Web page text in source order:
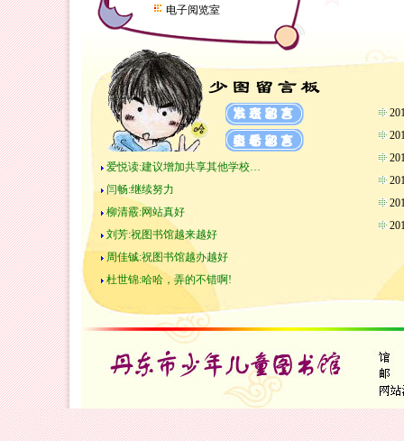
电子阅览室
爱悦读:建议增加共享其他学校…
闫畅:继续努力
柳清霰:网站真好
刘芳:祝图书馆越来越好
周佳铖:祝图书馆越办越好
杜世锦:哈哈，弄的不错啊!